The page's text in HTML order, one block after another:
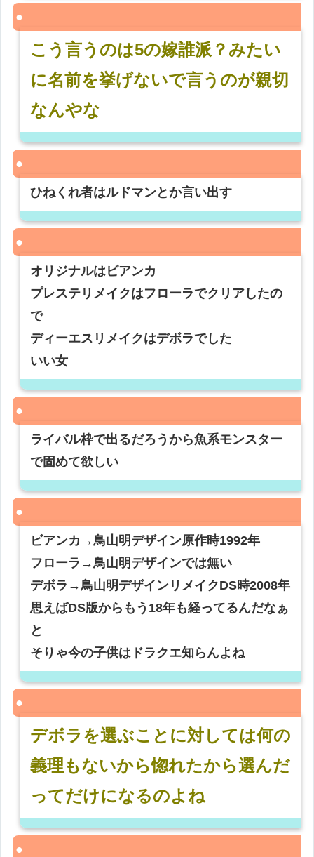
こう言うのは5の嫁誰派？みたい
に名前を挙げないで言うのが親切
なんやな
ひねくれ者はルドマンとか言い出す
オリジナルはビアンカ
プレステリメイクはフローラでクリアしたの
で
ディーエスリメイクはデボラでした
いい女
ライバル枠で出るだろうから魚系モンスター
で固めて欲しい
ビアンカ→鳥山明デザイン原作時1992年
フローラ→鳥山明デザインでは無い
デボラ→鳥山明デザインリメイクDS時2008年
思えばDS版からもう18年も経ってるんだなぁ
と
そりゃ今の子供はドラクエ知らんよね
デボラを選ぶことに対しては何の
義理もないから惚れたから選んだ
ってだけになるのよね